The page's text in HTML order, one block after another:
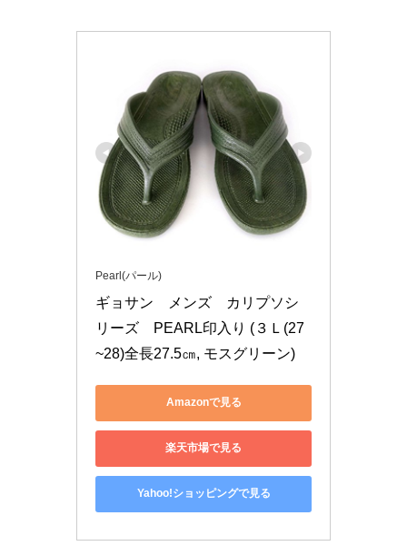
Pearl(パール)
ギョサン　メンズ　カリプソシ
リーズ　PEARL印入り (３Ｌ(27
~28)全長27.5㎝, モスグリーン)
Amazonで見る
楽天市場で見る
Yahoo!ショッピングで見る